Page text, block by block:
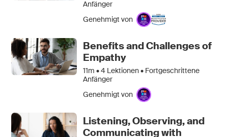
Anfänger
Genehmigt von
Benefits and Challenges of
Empathy
11m •4 Lektionen • Fortgeschrittene
Anfänger
Genehmigt von
Listening, Observing, and
Communicating with